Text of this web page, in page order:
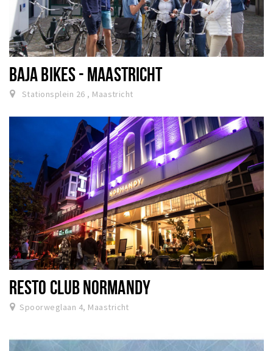
BAJA BIKES - MAASTRICHT
Stationsplein 26 , Maastricht
RESTO CLUB NORMANDY
Spoorweglaan 4, Maastricht